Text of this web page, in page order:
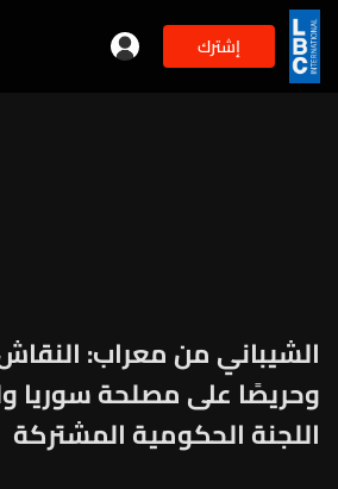
إشترك
الشيباني من معراب:
وحريصًا على مصلحة سوريا
اللجنة الحكومية المشتركة